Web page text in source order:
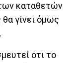
καταθετών
γίνει όμως
ότι το